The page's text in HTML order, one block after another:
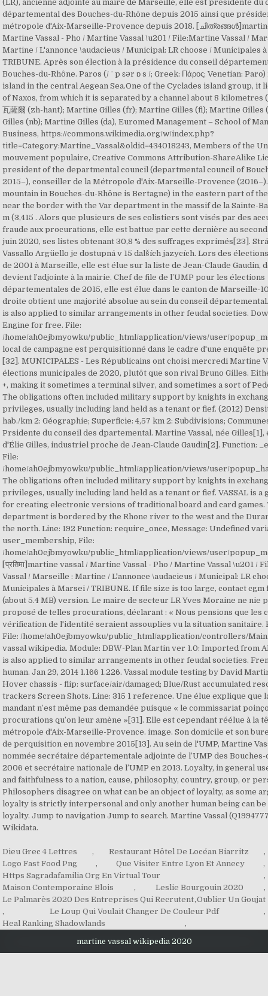
Dieu Grec 4 Lettres , Restaurant Hôtel De Locéan Biarritz
,
Logo Fast Food Png
, Que Visiter Entre Lyon Et Annecy
,
Https Sagradafamilia Org En Virtual Tour
,
Maison Contemporaine Blois
, Leslie Bourgouin 2020
,
Le Palmarès 2020 Des Entreprises Qui Recrutent,Oublier Un Goujat
,
Le Loup Qui Voulait Changer De Couleur Pdf
,
Heal Ranking Shadowlands
,
martine vassal wikipedia 2020